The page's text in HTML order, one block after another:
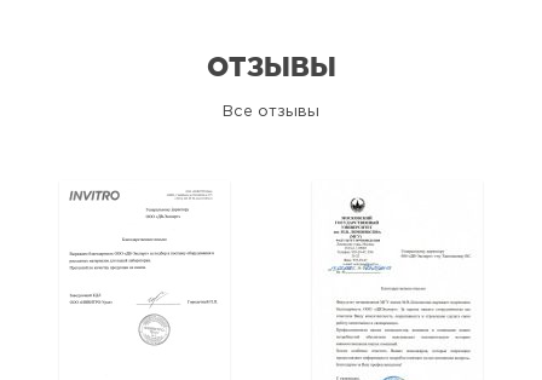
ОТЗЫВЫ
Все отзывы